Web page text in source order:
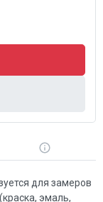
для замеров
эмаль,